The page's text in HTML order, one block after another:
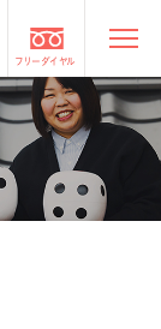
フリーダイヤル